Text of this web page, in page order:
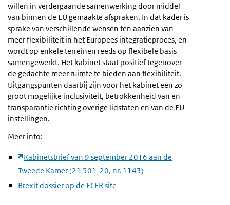
willen in verdergaande samenwerking door middel
van binnen de EU gemaakte afspraken. In dat kader is
sprake van verschillende wensen ten aanzien van
meer flexibiliteit in het Europees integratieproces, en
wordt op enkele terreinen reeds op flexibele basis
samengewerkt. Het kabinet staat positief tegenover
de gedachte meer ruimte te bieden aan flexibiliteit.
Uitgangspunten daarbij zijn voor het kabinet een zo
groot mogelijke inclusiviteit, betrokkenheid van en
transparantie richting overige lidstaten en van de EU-
instellingen.
Meer info:
Kabinetsbrief van 9 september 2016 aan de
Tweede Kamer (21 501-20, nr. 1143)
Brexit dossier op de ECER site